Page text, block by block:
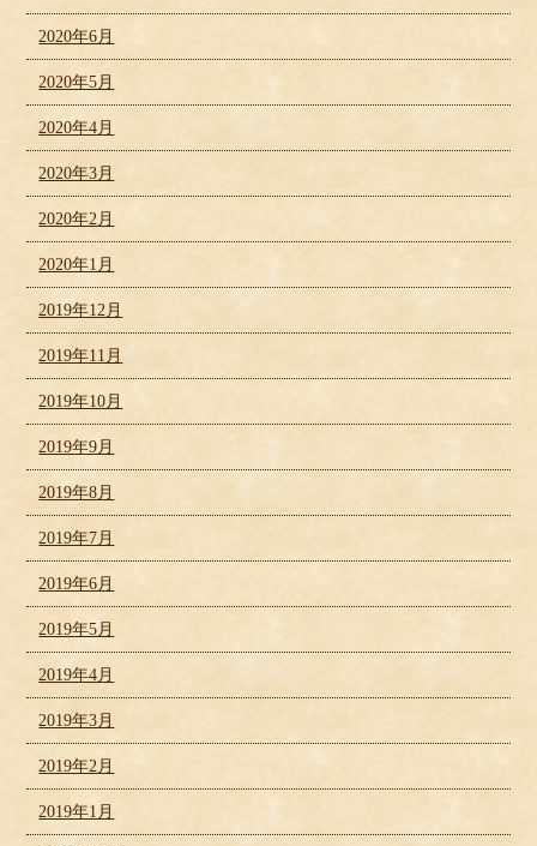
2020年6月
2020年5月
2020年4月
2020年3月
2020年2月
2020年1月
2019年12月
2019年11月
2019年10月
2019年9月
2019年8月
2019年7月
2019年6月
2019年5月
2019年4月
2019年3月
2019年2月
2019年1月